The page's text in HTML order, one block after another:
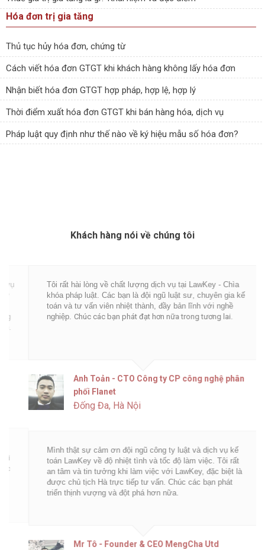
Hóa đơn trị gia tăng
Thủ tục hủy hóa đơn, chứng từ
Cách viết hóa đơn GTGT khi khách hàng không lấy hóa đơn
Nhận biết hóa đơn GTGT hợp pháp, hợp lệ, hợp lý
Thời điểm xuất hóa đơn GTGT khi bán hàng hóa, dịch vụ
Pháp luật quy định như thế nào về ký hiệu mẫu số hóa đơn?
Khách hàng nói về chúng tôi
Tôi rất hài lòng về chất lượng dịch vụ tại LawKey - Chìa
khóa pháp luật. Các bạn là đội ngũ luật sư, chuyên gia kế
toán và tư vấn viên nhiệt thành, đầy bản lĩnh với nghề
nghiệp.Chúc các bạn phát đạt hơn nữa trong tương lai.
Anh Toản - CTO Công ty CP công nghệ phân
phối Flanet
Đống Đa, Hà Nội
Mình thật sự cảm ơn đội ngũ công ty luật và dịch vụ kế
toán LawKey về độ nhiệt tình và tốc độ làm việc. Tôi rất
an tâm và tin tưởng khi làm việc với LawKey, đặc biệt là
được chủ tịch Hà trực tiếp tư vấn. Chúc các bạn phát
triển thịnh vượng và đột phá hơn nữa.
Mr Tô - Founder & CEO MengCha Utd